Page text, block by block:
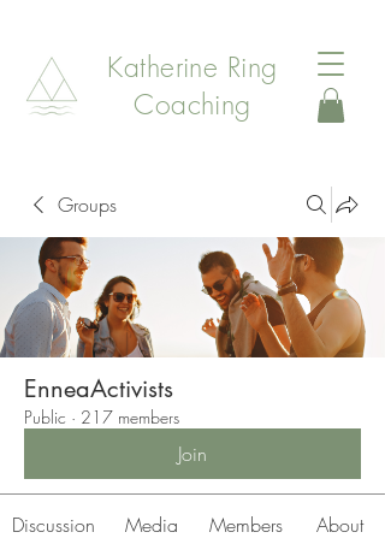
Katherine Ring
Coaching
Groups
EnneaActivists
Public · 217 members
Join
Discussion Media Members About